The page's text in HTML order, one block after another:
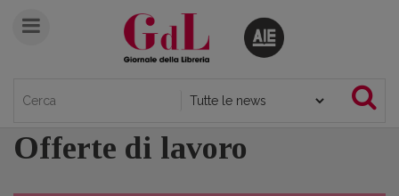
Offerte di lavoro